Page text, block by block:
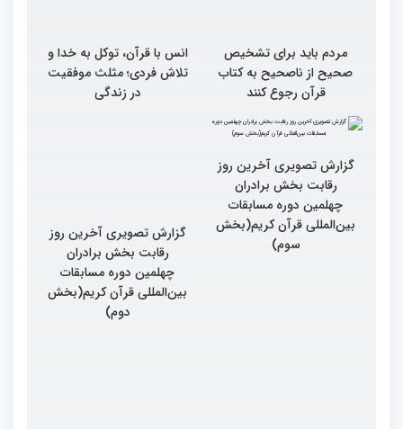
مردم باید برای تشخیص
صحیح از ناصحیح به کتاب
قرآن رجوع کنند
انس با قرآن، توکل به خدا و
تلاش فردی؛ مثلث موفقیت
در زندگی
گزارش تصویری آخرین روز
رقابت بخش برادران
گزارش تصویری آخرین روز
رقابت بخش برادران
چهلمین دوره مسابقات
بین‌المللی قرآن کریم(بخش
دوم)